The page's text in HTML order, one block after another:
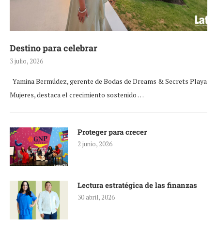
Destino para celebrar
3 julio, 2026
Yamina Bermúdez, gerente de Bodas de Dreams & Secrets Playa
Mujeres, destaca el crecimiento sostenido …
Proteger para crecer
2 junio, 2026
Lectura estratégica de las finanzas
30 abril, 2026